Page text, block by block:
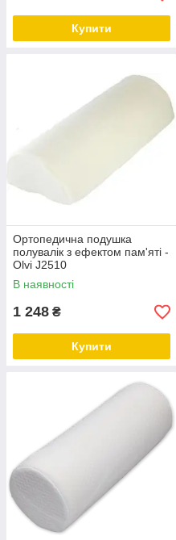
Купити
Ортопедична подушка
полувалік з ефектом пам'яті -
Olvi J2510
В наявності
1 248 ₴
Купити